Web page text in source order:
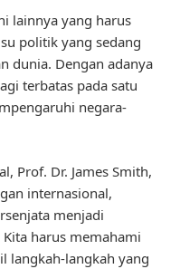
lainnya yang harus
politik yang sedang
dunia. Dengan adanya
terbatas pada satu
negara-
Prof. Dr. James Smith,
internasional,
menjadi
harus memahami
langkah-langkah yang